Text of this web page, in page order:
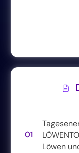
01
Löwen